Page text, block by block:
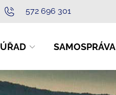
572 696 301
ÚŘAD SAMOSPRÁVA